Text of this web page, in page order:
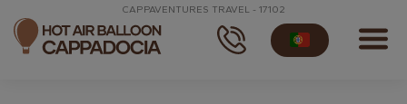
CAPPAVENTURES TRAVEL - 17102